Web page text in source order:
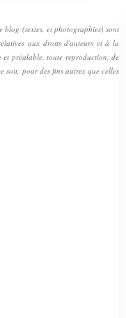
blog (textes, et photographies) sont
aux droits d'auteurs et à la
préalable, toute reproduction, de
soit, pour des fins autres que celles